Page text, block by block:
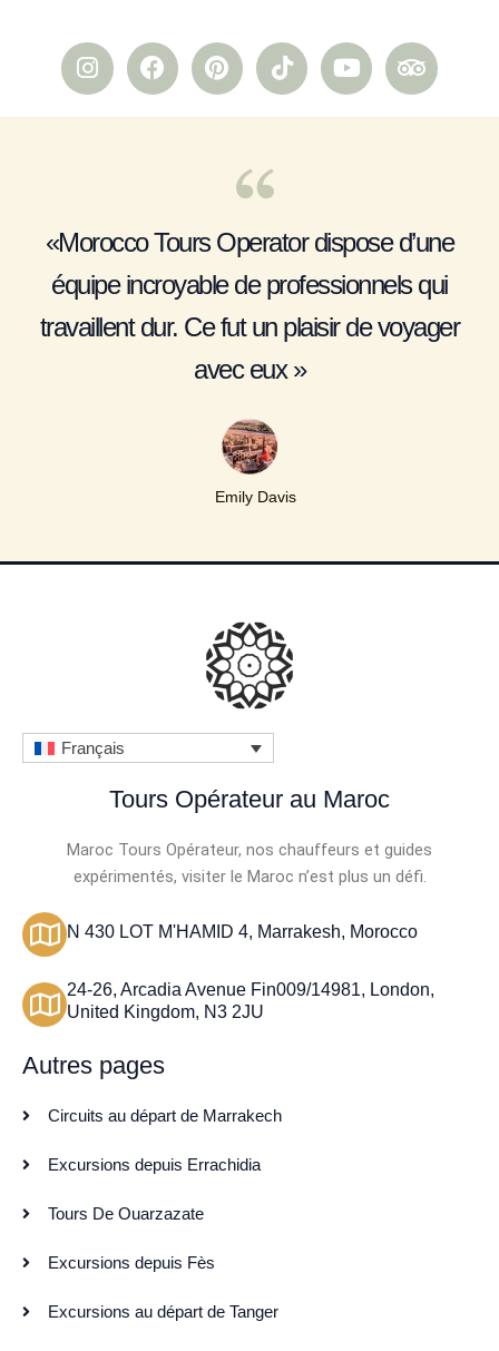
I
n
s
m
F
a
c
P
i
n
t
T
i
k
Y
o
u
T
r
i
s
o
r
«Morocco Tours Operator dispose d’une
équipe incroyable de professionnels qui
travaillent dur. Ce fut un plaisir de voyager
avec eux »
Emily Davis
Français
Tours Opérateur au Maroc
Maroc Tours Opérateur, nos chauffeurs et guides
expérimentés, visiter le Maroc n’est plus un défi.
N 430 LOT M'HAMID 4, Marrakesh, Morocco
24-26, Arcadia Avenue Fin009/14981, London,
United Kingdom, N3 2JU
Autres pages
Circuits au départ de Marrakech
Excursions depuis Errachidia
Tours De Ouarzazate
Excursions depuis Fès
Excursions au départ de Tanger